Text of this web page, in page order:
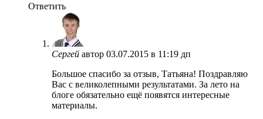
Ответить
Сергей автор 03.07.2015 в 11:19 дп
Большое спасибо за отзыв, Татьяна! Поздравляю
Вас с великолепными результатами. За лето на
блоге обязательно ещё появятся интересные
материалы.